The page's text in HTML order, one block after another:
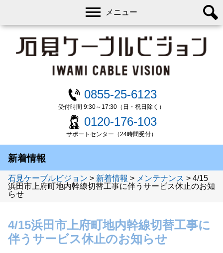
0855-25-6123
受付時間 9:30～17:30（日・祝日除く）
0120-176-103
サポートセンター（24時間受付）
メニュー
新着情報
石見ケーブルビジョン > 新着情報 > メンテナンス > 4/15
浜田市上府町地内幹線切替工事に伴うサービス休止のお知
らせ
4/15浜田市上府町地内幹線切替工事に
伴うサービス休止のお知らせ